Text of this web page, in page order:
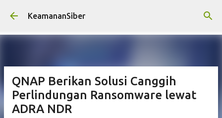
Skip to main content
KeamananSiber
QNAP Berikan Solusi Canggih
Perlindungan Ransomware lewat
ADRA NDR